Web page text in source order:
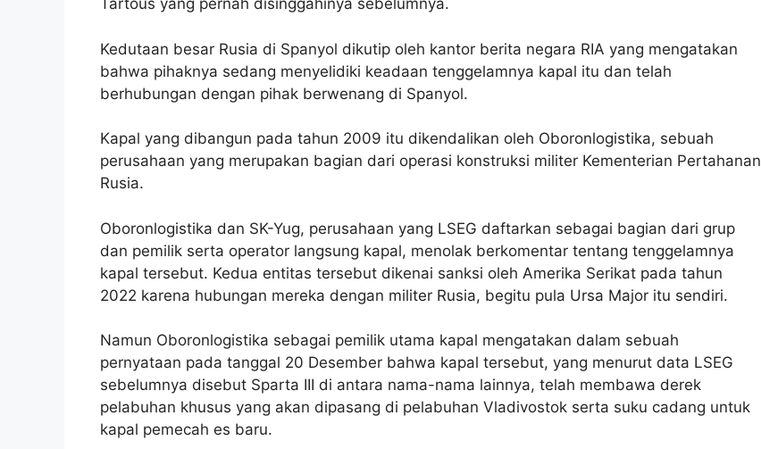
Tartous yang pernah disinggahinya sebelumnya.
Kedutaan besar Rusia di Spanyol dikutip oleh kantor berita negara RIA yang mengatakan
bahwa pihaknya sedang menyelidiki keadaan tenggelamnya kapal itu dan telah
berhubungan dengan pihak berwenang di Spanyol.
Kapal yang dibangun pada tahun 2009 itu dikendalikan oleh Oboronlogistika, sebuah
perusahaan yang merupakan bagian dari operasi konstruksi militer Kementerian Pertahanan
Rusia.
Oboronlogistika dan SK-Yug, perusahaan yang LSEG daftarkan sebagai bagian dari grup
dan pemilik serta operator langsung kapal, menolak berkomentar tentang tenggelamnya
kapal tersebut. Kedua entitas tersebut dikenai sanksi oleh Amerika Serikat pada tahun
2022 karena hubungan mereka dengan militer Rusia, begitu pula Ursa Major itu sendiri.
Namun Oboronlogistika sebagai pemilik utama kapal mengatakan dalam sebuah
pernyataan pada tanggal 20 Desember bahwa kapal tersebut, yang menurut data LSEG
sebelumnya disebut Sparta III di antara nama-nama lainnya, telah membawa derek
pelabuhan khusus yang akan dipasang di pelabuhan Vladivostok serta suku cadang untuk
kapal pemecah es baru.